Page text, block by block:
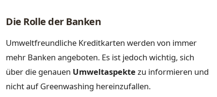
Die Rolle der Banken
Umweltfreundliche Kreditkarten werden von immer
mehr Banken angeboten. Es ist jedoch wichtig, sich
über die genauen Umweltaspekte zu informieren und
nicht auf Greenwashing hereinzufallen.